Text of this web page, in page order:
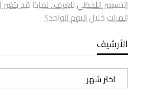
التسعير اللحظي للغرف.. لماذا قد
المرات خلال اليوم الواحد؟
الأرشيف
الأرشيف